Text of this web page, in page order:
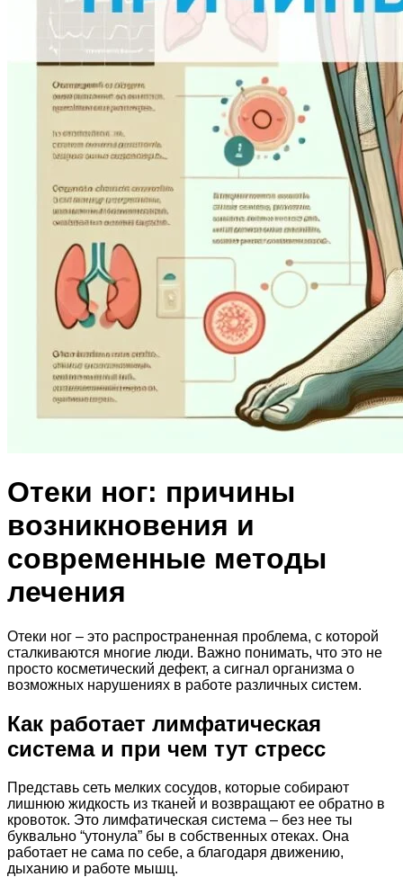
Отеки ног: причины
возникновения и
современные методы
лечения
Отеки ног – это распространенная проблема, с которой
сталкиваются многие люди. Важно понимать, что это не
просто косметический дефект, а сигнал организма о
возможных нарушениях в работе различных систем.
Как работает лимфатическая
система и при чем тут стресс
Представь сеть мелких сосудов, которые собирают
лишнюю жидкость из тканей и возвращают ее обратно в
кровоток. Это лимфатическая система – без нее ты
буквально “утонула” бы в собственных отеках. Она
работает не сама по себе, а благодаря движению,
дыханию и работе мышц.